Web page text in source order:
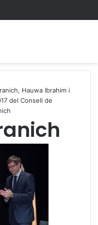
Hauwa Ibrahim i
del Consell de